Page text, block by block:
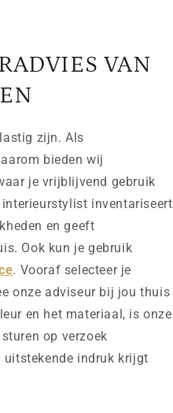
VAN
zijn. Als
bieden wij
je vrijblijvend gebruik
inventariseert
en geeft
Ook kun je gebruik
. Vooraf selecteer je
onze adviseur bij jou thuis
en het materiaal, is onze
op verzoek
indruk krijgt